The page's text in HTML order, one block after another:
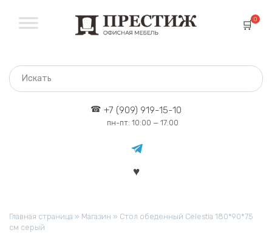
содержанию
0
+7 (909) 919-15-10
пн-пт: 10:00 — 17:00
Главная страница » Магазин » Стол обеденный Celestia 180*90*75
см серый